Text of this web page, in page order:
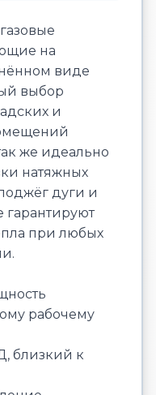
на
виде
выбор
и
же идеально
натяжных
дуги и
гарантируют
при любых
рабочему
близкий к